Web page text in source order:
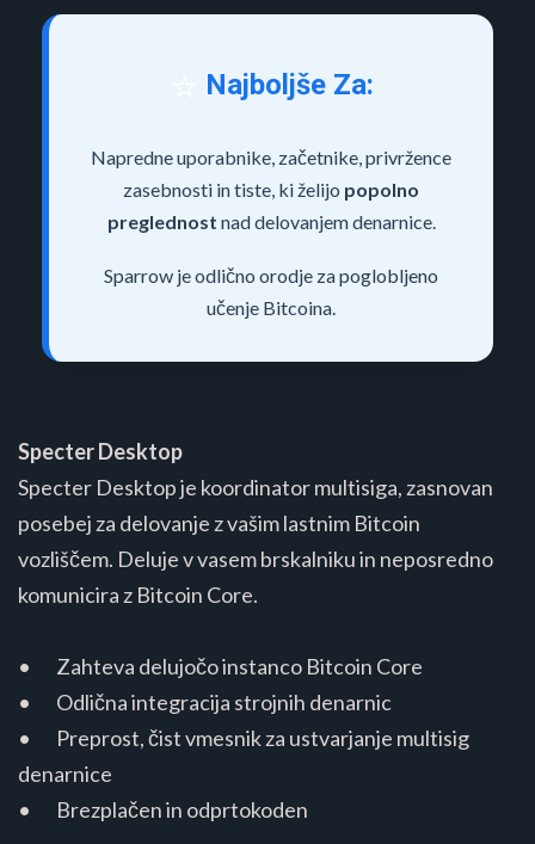
Najboljše Za:
Napredne uporabnike, začetnike, privržence
zasebnosti in tiste, ki želijo popolno
preglednost nad delovanjem denarnice.
Sparrow je odlično orodje za poglobljeno
učenje Bitcoina.
Specter Desktop
Specter Desktop je koordinator multisiga, zasnovan
posebej za delovanje z vašim lastnim Bitcoin
vozliščem. Deluje v vasem brskalniku in neposredno
komunicira z Bitcoin Core.
• Zahteva delujočo instanco Bitcoin Core
• Odlična integracija strojnih denarnic
• Preprost, čist vmesnik za ustvarjanje multisig
denarnice
• Brezplačen in odprtokoden